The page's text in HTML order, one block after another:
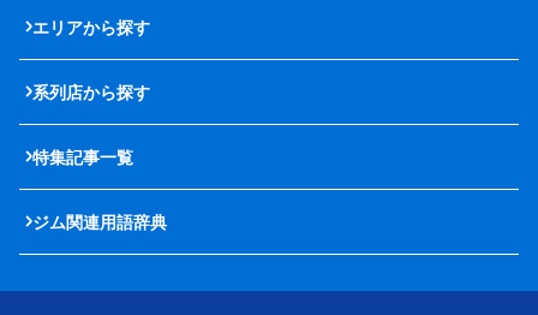
エリアから探す
系列店から探す
特集記事一覧
ジム関連用語辞典